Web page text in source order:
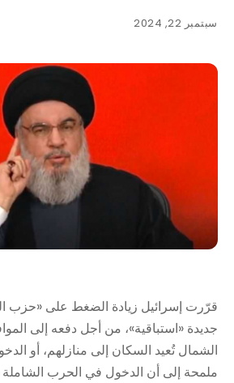
سبتمبر 22, 2024
قرّرت إسرائيل زيادة الضغط على «حزب
جديدة «استباقية»، من أجل دفعه إلى
الشمال تُعيد السكان إلى منازلهم، أو
ملمحة إلى أن الدخول في الحرب